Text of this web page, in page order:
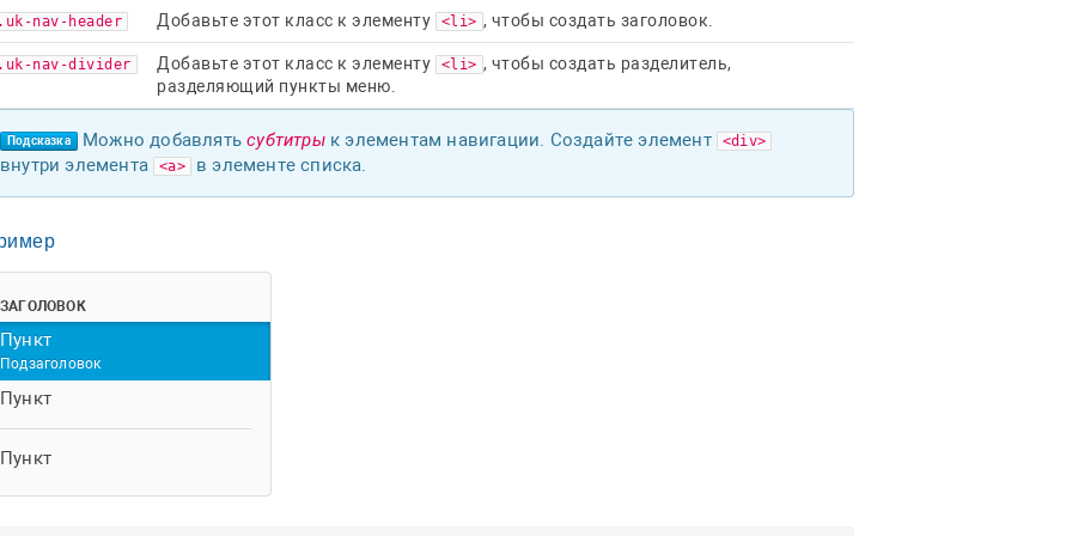
nav-header Добавьте этот класс к элементу <li> , чтобы создать заголовок.
nav-divider Добавьте этот класс к элементу <li> , чтобы создать разделитель,
разделяющий пункты меню.
Подсказка Можно добавлятьсубтитрык элементам навигации. Создайте элемент <div>
внутри элемента <a> в элементе списка.
ЗАГОЛОВОК
Пункт
Подзаголовок
Пункт
Пункт